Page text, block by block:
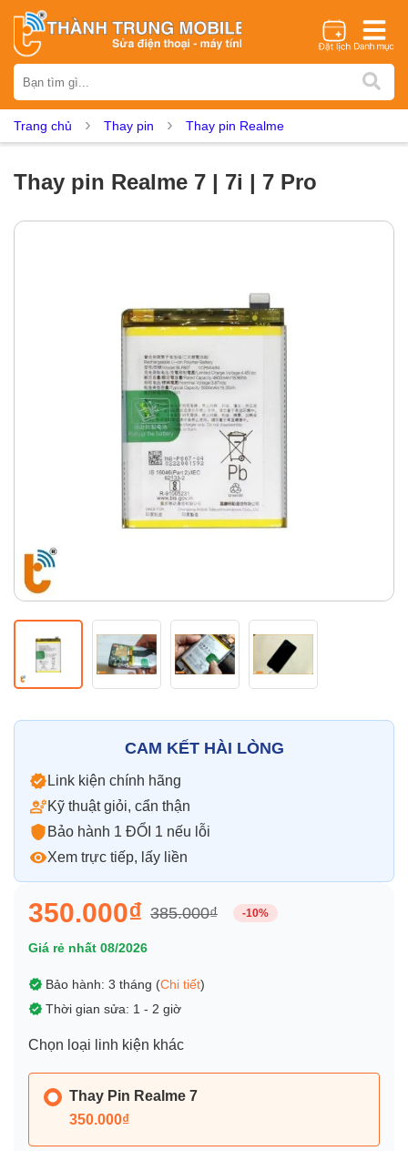
iPhone Samsung Oppo Xiaomi Realme Vivo
Vsmart Nokia
Dịch vụ sửa chữa
Thay màn hình
Màn hình iPhone Màn hình Samsung
Màn hình Xiaomi Màn hình Realme
Màn hình Vsmart Màn hình Google Pixel
Thay pin
Pin iPhone Pin Samsumg Pin Oppo
Pin Realme
Trang chủ Thay pin Thay pin Realme
Thay pin Realme 7 | 7i | 7 Pro
CAM KẾT HÀI LÒNG
Link kiện chính hãng
Kỹ thuật giỏi, cẩn thận
Bảo hành 1 ĐỔI 1 nếu lỗi
Xem trực tiếp, lấy liền
350.000₫ 385.000₫ -10%
Giá rẻ nhất 08/2026
Bảo hành: 3 tháng (Chi tiết)
Thời gian sửa: 1 - 2 giờ
Chọn loại linh kiện khác
Thay Pin Realme 7
350.000₫